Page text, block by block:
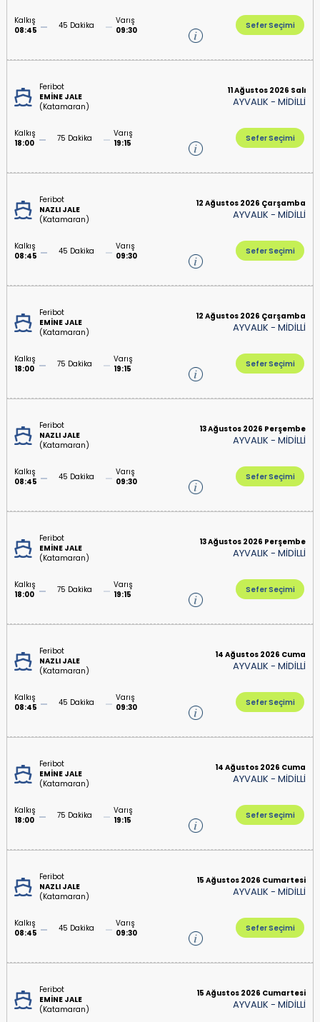
Kalkış
08:45
45 Dakika
Varış
09:30
Sefer Seçimi
Feribot
EMİNE JALE
(Katamaran)
11 Ağustos 2026 Salı
AYVALIK -MİDİLLİ
Kalkış
18:00
75 Dakika
Varış
19:15
Sefer Seçimi
Feribot
NAZLI JALE
(Katamaran)
12 Ağustos 2026 Çarşamba
AYVALIK -MİDİLLİ
Kalkış
08:45
45 Dakika
Varış
09:30
Sefer Seçimi
Feribot
EMİNE JALE
(Katamaran)
12 Ağustos 2026 Çarşamba
AYVALIK -MİDİLLİ
Kalkış
18:00
75 Dakika
Varış
19:15
Sefer Seçimi
Feribot
NAZLI JALE
(Katamaran)
13 Ağustos 2026 Perşembe
AYVALIK -MİDİLLİ
Kalkış
08:45
45 Dakika
Varış
09:30
Sefer Seçimi
Feribot
EMİNE JALE
(Katamaran)
13 Ağustos 2026 Perşembe
AYVALIK -MİDİLLİ
Kalkış
18:00
75 Dakika
Varış
19:15
Sefer Seçimi
Feribot
NAZLI JALE
(Katamaran)
14 Ağustos 2026 Cuma
AYVALIK -MİDİLLİ
Kalkış
08:45
45 Dakika
Varış
09:30
Sefer Seçimi
Feribot
EMİNE JALE
(Katamaran)
14 Ağustos 2026 Cuma
AYVALIK -MİDİLLİ
Kalkış
18:00
75 Dakika
Varış
19:15
Sefer Seçimi
Feribot
NAZLI JALE
(Katamaran)
15 Ağustos 2026 Cumartesi
AYVALIK -MİDİLLİ
Kalkış
08:45
45 Dakika
Varış
09:30
Sefer Seçimi
Feribot
EMİNE JALE
(Katamaran)
15 Ağustos 2026 Cumartesi
AYVALIK -MİDİLLİ